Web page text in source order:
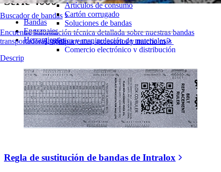
Buscador de bandas
Encuentre Información técnica detallada sobre nuestras bandas
transportadoras, componentes, accesorios y mucho más
Descripción general de los productos
Artículos de consumo
Cartón corrugado
Soluciones de bandas
Logística y manipulación de materiales
Comercio electrónico y distribución
Neumáticos y Automoción
Neumáticos
Transporte
Baterías de VE
Industrial
Visión general de las industrias
Bandas
Engranajes
Herramientas
Regla de sustitución de bandas de Intralox